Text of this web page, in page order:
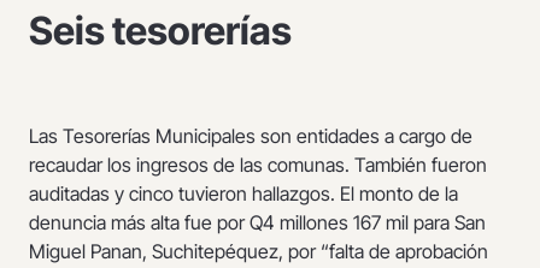
Seis tesorerías
Las Tesorerías Municipales son entidades a cargo de
recaudar los ingresos de las comunas. También fueron
auditadas y cinco tuvieron hallazgos. El monto de la
denuncia más alta fue por Q4 millones 167 mil para San
Miguel Panan, Suchitepéquez, por “falta de aprobación